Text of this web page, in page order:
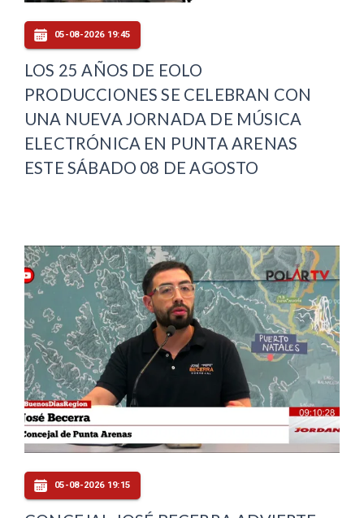
05-08-2026 19:45
LOS 25 AÑOS DE EOLO
PRODUCCIONES SE CELEBRAN CON
UNA NUEVA JORNADA DE MÚSICA
ELECTRÓNICA EN PUNTA ARENAS
ESTE SÁBADO 08 DE AGOSTO
05-08-2026 19:15